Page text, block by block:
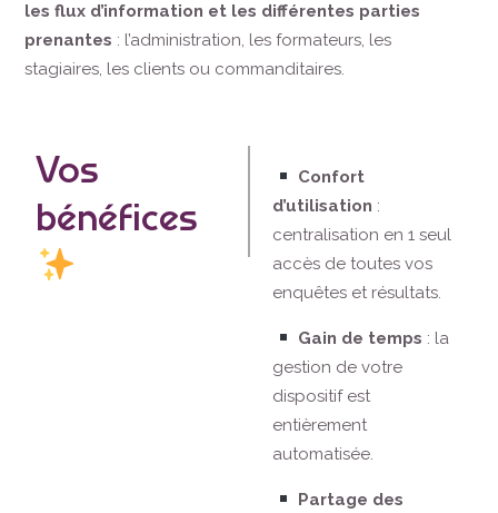
les flux d’information et les différentes parties
prenantes : l’administration, les formateurs, les
stagiaires, les clients ou commanditaires.
Vos
bénéfices
Confort
d’utilisation :
centralisation en 1 seul
accès de toutes vos
enquêtes et résultats.
Gain de temps : la
gestion de votre
dispositif est
entièrement
automatisée.
Partage des